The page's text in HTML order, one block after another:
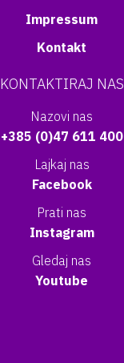
Impressum
Kontakt
KONTAKTIRAJ NAS
Nazovi nas
+385 (0)47 611 400
Lajkaj nas
Facebook
Prati nas
Instagram
Gledaj nas
Youtube